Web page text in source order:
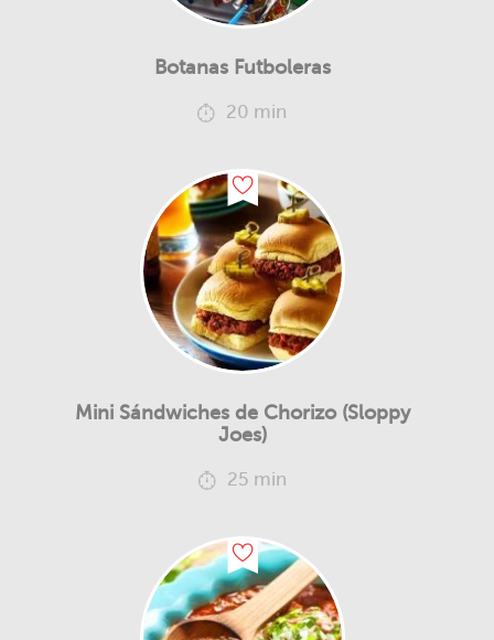
Botanas Futboleras
20 min
Mini Sándwiches de Chorizo (Sloppy
Joes)
25 min